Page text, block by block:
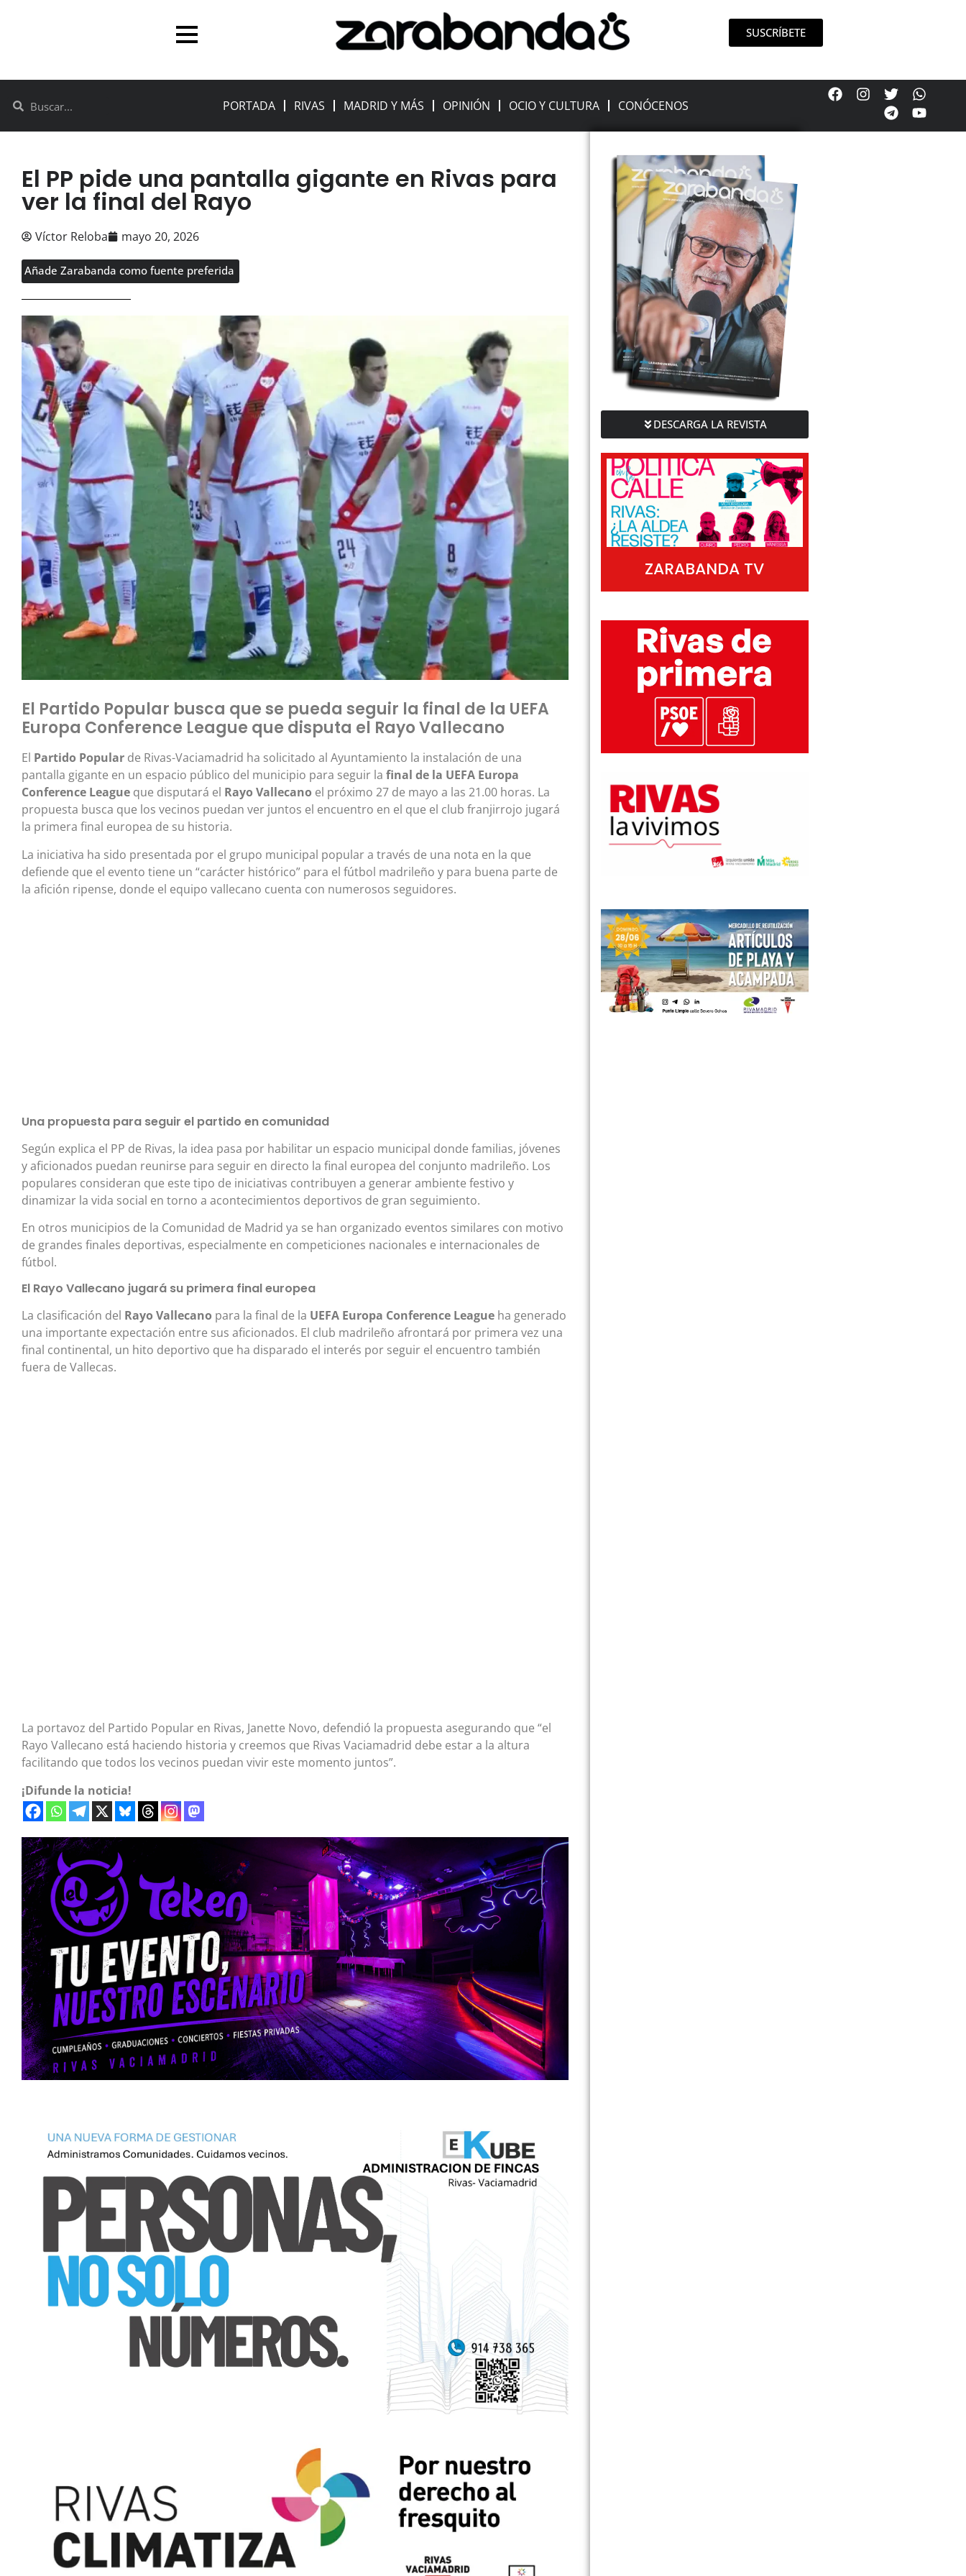
SUSCRÍBETE
PORTADA RIVAS MADRID Y MÁS OPINIÓN OCIO Y CULTURA CONÓCENOS
El PP pide una pantalla gigante en Rivas para
ver la final del Rayo
Víctor Reloba mayo 20, 2026
Añade Zarabanda como fuente preferida
El Partido Popular busca que se pueda seguir la final de la UEFA
Europa Conference League que disputa el Rayo Vallecano
El Partido Popular de Rivas-Vaciamadrid ha solicitado al Ayuntamiento la instalación de una
pantalla gigante en un espacio público del municipio para seguir la final de la UEFA Europa
Conference League que disputará el Rayo Vallecano el próximo 27 de mayo a las 21.00 horas. La
propuesta busca que los vecinos puedan ver juntos el encuentro en el que el club franjirrojo jugará
la primera final europea de su historia.
La iniciativa ha sido presentada por el grupo municipal popular a través de una nota en la que
defiende que el evento tiene un “carácter histórico” para el fútbol madrileño y para buena parte de
la afición ripense, donde el equipo vallecano cuenta con numerosos seguidores.
Una propuesta para seguir el partido en comunidad
Según explica el PP de Rivas, la idea pasa por habilitar un espacio municipal donde familias, jóvenes
y aficionados puedan reunirse para seguir en directo la final europea del conjunto madrileño. Los
populares consideran que este tipo de iniciativas contribuyen a generar ambiente festivo y
dinamizar la vida social en torno a acontecimientos deportivos de gran seguimiento.
En otros municipios de la Comunidad de Madrid ya se han organizado eventos similares con motivo
de grandes finales deportivas, especialmente en competiciones nacionales e internacionales de
fútbol.
El Rayo Vallecano jugará su primera final europea
La clasificación del Rayo Vallecano para la final de la UEFA Europa Conference League ha generado
una importante expectación entre sus aficionados. El club madrileño afrontará por primera vez una
final continental, un hito deportivo que ha disparado el interés por seguir el encuentro también
fuera de Vallecas.
La portavoz del Partido Popular en Rivas, Janette Novo, defendió la propuesta asegurando que “el
Rayo Vallecano está haciendo historia y creemos que Rivas Vaciamadrid debe estar a la altura
facilitando que todos los vecinos puedan vivir este momento juntos”.
¡Difunde la noticia!
DESCARGA LA REVISTA
ZARABANDA TV